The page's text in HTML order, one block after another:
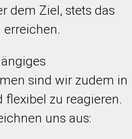
dem Ziel, stets das
erreichen.
sind wir zudem in
flexibel zu reagieren.
uns aus: